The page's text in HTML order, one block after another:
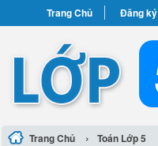
Trang Chủ Đăng ký
Trang Chủ › Toán Lớp 5